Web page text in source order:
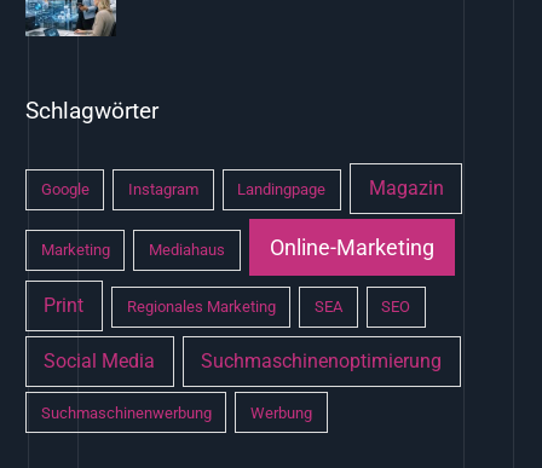
Schlagwörter
Google Instagram Landingpage Magazin
Marketing Mediahaus Online-Marketing
Print Regionales Marketing SEA SEO
Social Media Suchmaschinenoptimierung
Suchmaschinenwerbung Werbung